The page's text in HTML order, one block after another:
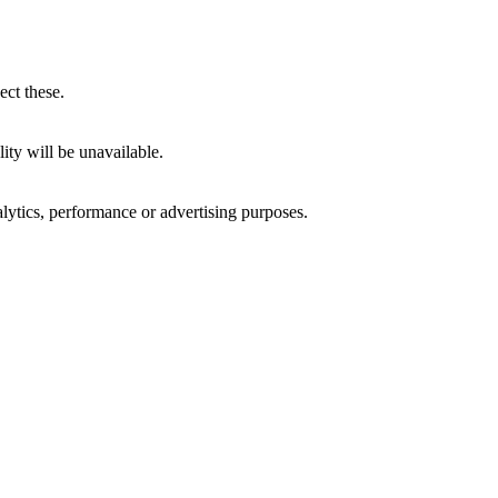
these.
will be unavailable.
performance or advertising purposes.